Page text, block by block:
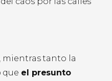
mientras tanto la
que el presunto